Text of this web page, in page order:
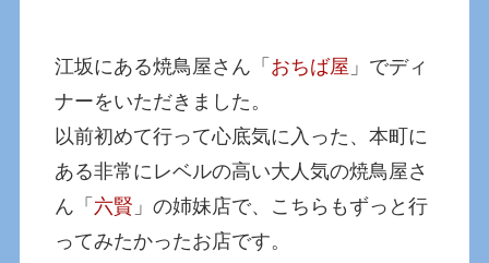
江坂にある焼鳥屋さん「 おちば屋 」でディ
ナーをいただきました。
以前初めて行って心底気に入った、本町に
ある非常にレベルの高い大人気の焼鳥屋さ
ん「 六賢 」の姉妹店で、こちらもずっと行
ってみたかったお店です。